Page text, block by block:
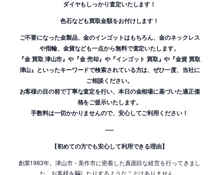
ダイヤもしっかり査定いたします！
色石なども買取金額をお付けします！
ご不要になった金製品、金のインゴットはもちろん、金のネックレス
や指輪、金貨なども一点から無料で査定いたします。
『金 買取 津山市』や『金 売却』や『インゴット 買取』や『金貨 買取
津山』といったキーワードで検索されている方は、ぜひ一度、当社に
ご相談ください。
お客様の目の前で丁寧な査定を行い、本日の金相場に基づいた適正価
格をご提示いたします。
手数料は一切かかりませんので、安心してご利用ください！
—–
【初めての方でも安心して利用できる理由】
創業1983年。津山市・美作市に密着した真面目な経営を行ってきまし
た。お客様を騙したりするようなことはありません。